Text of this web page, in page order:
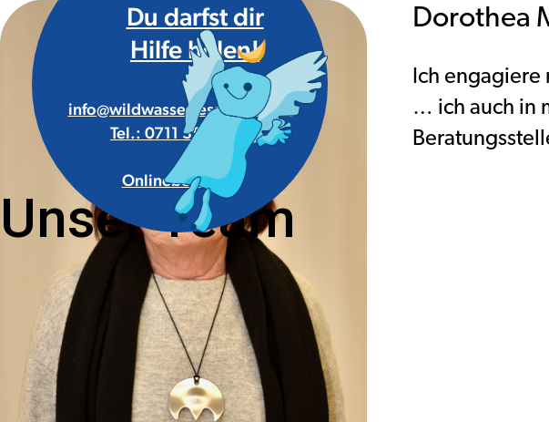
Du darfst dir
Hilfe holen!
info@wildwasser-esslingen.de
Tel.: 0711 35 55 89
Onlineberatung
Unser Team
Dorothea
Ich engagiere
… ich auch in